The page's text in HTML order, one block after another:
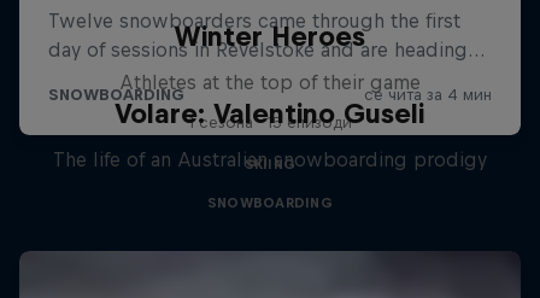
Winter Heroes
Athletes at the top of their game
1 сезона · 15 епизоди
SKIING
Volare: Valentino Guseli
The life of an Australian snowboarding prodigy
SNOWBOARDING